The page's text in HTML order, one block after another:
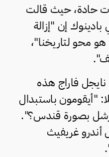
حادة، حيث قالت
إن "إزالة
محو لتاريخنا"،
فاراج هذه
"أيقومون باستبدال
بصورة قندس؟".
أندرو غريفيث